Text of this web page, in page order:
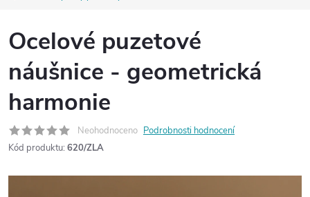
Ocelové puzetové
náušnice - geometrická
harmonie
Neohodnoceno Podrobnosti hodnocení
Kód produktu: 620/ZLA